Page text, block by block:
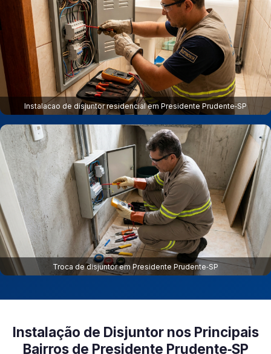
Instalacao de disjuntor residencial em Presidente Prudente‑SP
Troca de disjuntor em Presidente Prudente‑SP
Instalação de Disjuntor nos Principais
Bairros de Presidente Prudente‑SP